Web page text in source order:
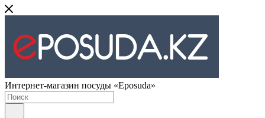
Интернет-магазин посуды «Eposuda»